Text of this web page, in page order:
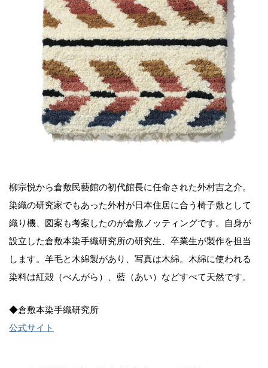
柳宗悦から倉敷民藝館の初代館長に任命された外村吉之介。
染織の研究家でもあった外村が日本住居に合う椅子敷として
織り機、図案も考案したのが倉敷ノッティングです。自身が
設立した倉敷本染手織研究所の研究生、卒業生が製作を担当
します。羊毛と木綿製があり、写真は木綿。木綿に使われる
染料は紅殻（べんがら）、藍（あい）などすべて天然です。
◆倉敷本染手織研究所
公式サイト